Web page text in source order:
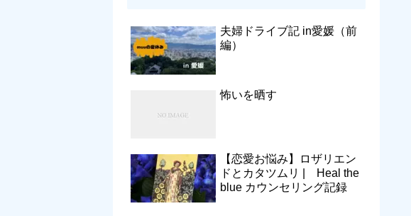
夫婦ドライブ記 in愛媛（前
編）
怖いを晒す
【恋愛お悩み】ロザリエン
ドとカタツムリ | Heal the
blue カウンセリング記録